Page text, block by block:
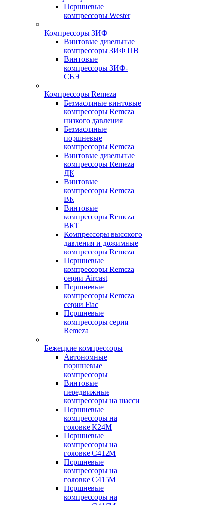
Поршневые
компрессоры Wester
Компрессоры ЗИФ
Винтовые дизельные
компрессоры ЗИФ ПВ
Винтовые
компрессоры ЗИФ-
СВЭ
Компрессоры Remeza
Безмасляные винтовые
компрессоры Remeza
низкого давления
Безмасляные
поршневые
компрессоры Remeza
Винтовые дизельные
компрессоры Remeza
ДК
Винтовые
компрессоры Remeza
ВК
Винтовые
компрессоры Remeza
ВКТ
Компрессоры высокого
давления и дожимные
компрессоры Remeza
Поршневые
компрессоры Remeza
серии Aircast
Поршневые
компрессоры Remeza
серии Fiac
Поршневые
компрессоры серии
Remeza
Бежецкие компрессоры
Автономные
поршневые
компрессоры
Винтовые
передвижные
компрессоры на шасси
Поршневые
компрессоры на
головке К24М
Поршневые
компрессоры на
головке С412М
Поршневые
компрессоры на
головке С415М
Поршневые
компрессоры на